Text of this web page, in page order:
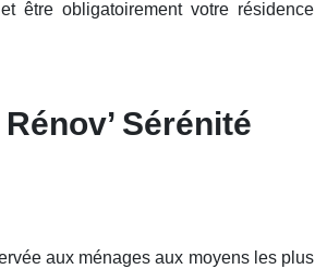
être obligatoirement votre résidence
Sérénité
aux ménages aux moyens les plus